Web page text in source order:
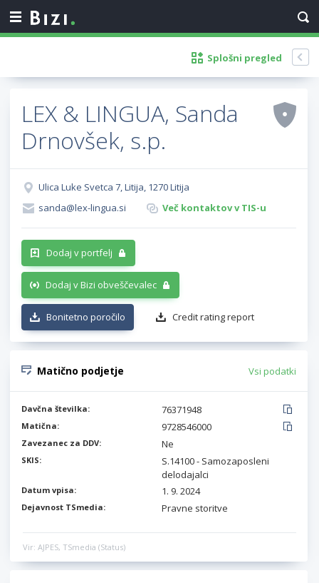
Splošni pregled
LEX & LINGUA, Sanda
Drnovšek, s.p.
Ulica Luke Svetca 7, Litija, 1270 Litija
sanda@lex-lingua.si
Več kontaktov v TIS-u
Dodaj v portfelj
Dodaj v Bizi obveščevalec
Bonitetno poročilo Credit rating report
Matično podjetje Vsi podatki
Davčna številka: 76371948
Matična: 9728546000
Zavezanec za DDV: Ne
SKIS:
S.14100 - Samozaposleni
delodajalci
Datum vpisa: 1. 9. 2024
Dejavnost TSmedia: Pravne storitve
Vir: AJPES, TSmedia (Status)